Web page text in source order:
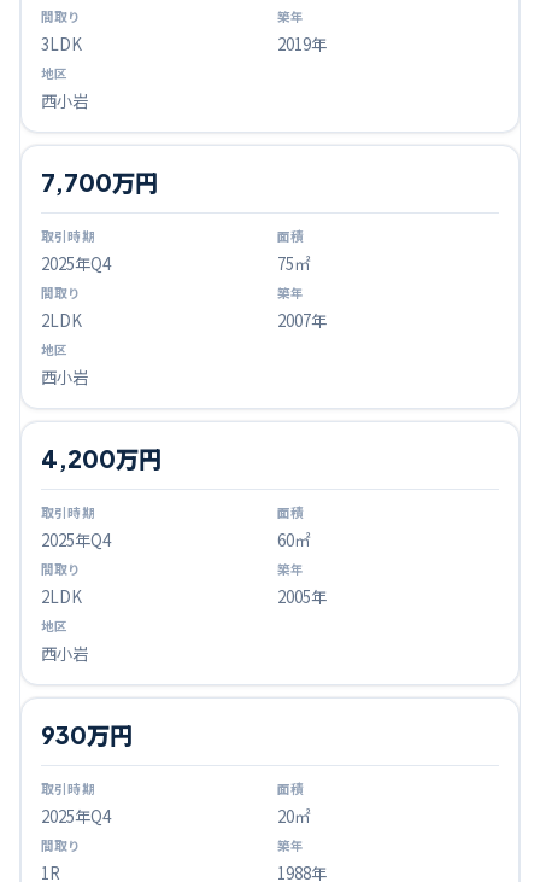
3LDK 2019年
西小岩
2025年Q4
7,700万円
75㎡
2LDK 2007年
西小岩
2025年Q4
4,200万円
60㎡
2LDK 2005年
西小岩
2025年Q4
930万円
20㎡
1R 1988年